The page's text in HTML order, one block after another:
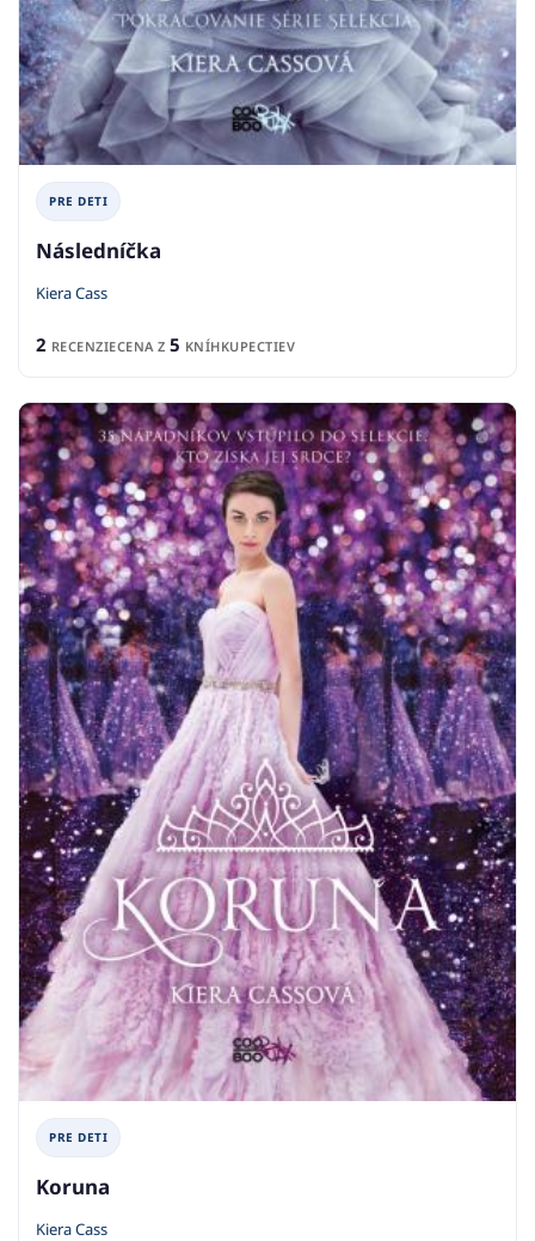
PRE DETI
Následníčka
Kiera Cass
2 RECENZIECENA Z 5 KNÍHKUPECTIEV
PRE DETI
Koruna
Kiera Cass